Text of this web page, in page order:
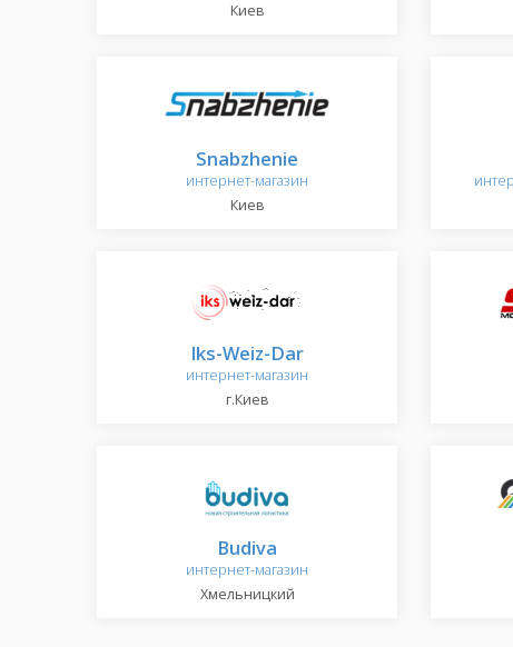
Киев
Snabzhenie
интернет-магазин
Киев
Iks-Weiz-Dar
интернет-магазин
г.Киев
Budiva
интернет-магазин
Хмельницкий